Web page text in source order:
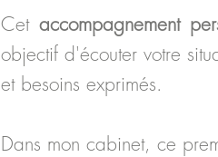
Cetaccompagnement
objectif d'écouter votre
et besoins exprimés.
Dans mon cabinet, ce